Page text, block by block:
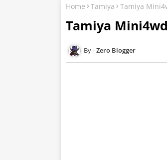
Home Tamiya Tamiya
Tamiya
Zero Blogger